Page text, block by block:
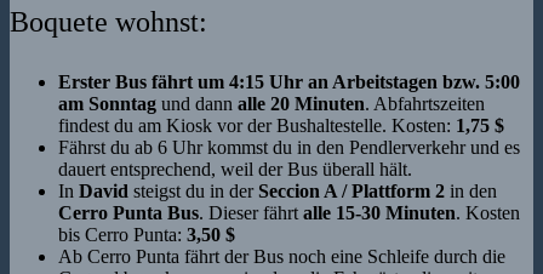
Boquete wohnst:
Erster Bus fährt um 4:15 Uhr an Arbeitstagen bzw. 5:00
am Sonntag und dann alle 20 Minuten. Abfahrtszeiten
findest du am Kiosk vor der Bushaltestelle. Kosten: 1,75 $
Fährst du ab 6 Uhr kommst du in den Pendlerverkehr und es
dauert entsprechend, weil der Bus überall hält.
In David steigst du in der Seccion A / Plattform 2 in den
Cerro Punta Bus. Dieser fährt alle 15-30 Minuten. Kosten
bis Cerro Punta: 3,50 $
Ab Cerro Punta fährt der Bus noch eine Schleife durch die